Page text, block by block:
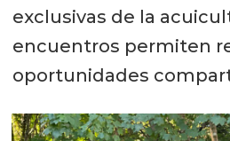
exclusivas de la
encuentros permiten
oportunidades